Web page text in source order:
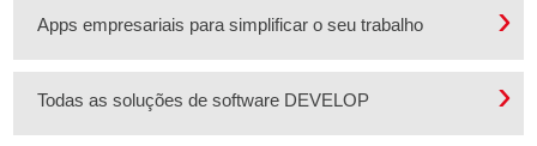
Apps empresariais para simplificar o seu trabalho
Todas as soluções de software DEVELOP